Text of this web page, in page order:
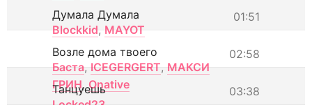
01:51
Думала Думала
Blockkid, MAYOT
02:58
Возле дома твоего
Баста, ICEGERGERT, МАКСИ
ГРИН, Onative 03:38
Танцуешь